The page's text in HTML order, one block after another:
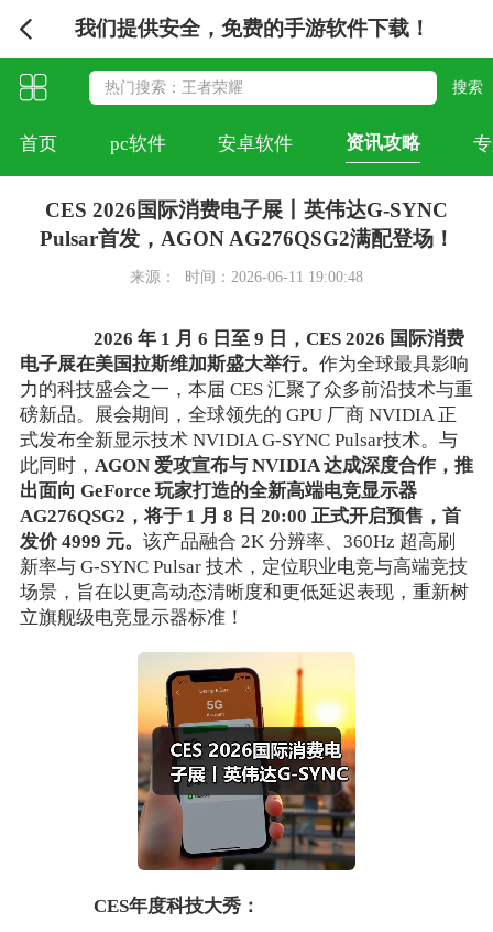
我们提供安全，免费的手游软件下载！
首页 pc软件 安卓软件 资讯攻略
CES 2026国际消费电子展丨英伟达G-SYNC
Pulsar首发，AGON AG276QSG2满配登场！
来源： 时间：2026-06-11 19:00:48
2026 年 1 月 6 日至 9 日，CES 2026 国际消费
电子展在美国拉斯维加斯盛大举行。 作为全球最具影响
力的科技盛会之一，本届 CES 汇聚了众多前沿技术与重
磅新品。展会期间，全球领先的 GPU 厂商 NVIDIA 正
式发布全新显示技术 NVIDIA G-SYNC Pulsar技术。与
此同时， AGON 爱攻宣布与 NVIDIA 达成深度合作，推
出面向 GeForce 玩家打造的全新高端电竞显示器
AG276QSG2，将于 1 月 8 日 20:00 正式开启预售，首
发价 4999 元。 该产品融合 2K 分辨率、360Hz 超高刷
新率与 G-SYNC Pulsar 技术，定位职业电竞与高端竞技
场景，旨在以更高动态清晰度和更低延迟表现，重新树
立旗舰级电竞显示器标准！
CES年度科技大秀：